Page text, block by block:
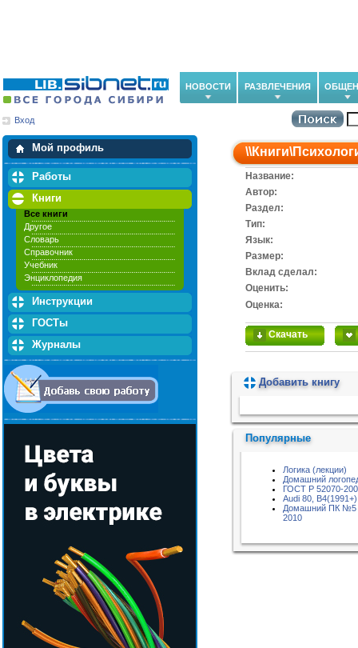
НОВОСТИ РАЗВЛЕЧЕНИЯ
Вход
Мой профиль
Мои закладки
Работы
Книги
Все книги
Другое
Словарь
Справочник
Учебник
Энциклопедия
Инструкции
ГОСТы
Журналы
\\Книги\
Название:
Автор:
Раздел:
Тип:
Язык:
Размер:
Вклад сделал:
Оценить:
Оценка:
Скачать
Добавить книгу
Популярные
Логика (лекции)
Домашний
ГОСТ Р 52070-
Audi 80, B4(1991+)
Домашний ПК №5
2010